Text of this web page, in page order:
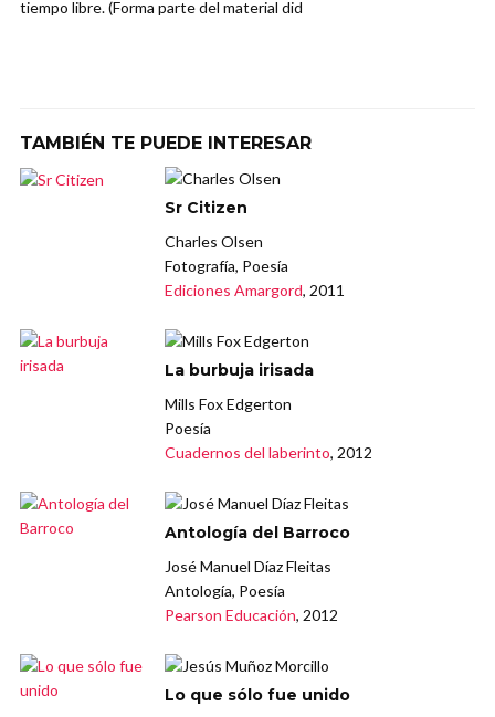
tiempo libre. (Forma parte del material did
TAMBIÉN TE PUEDE INTERESAR
Sr Citizen
Charles Olsen
Fotografía, Poesía
Ediciones Amargord, 2011
La burbuja irisada
Mills Fox Edgerton
Poesía
Cuadernos del laberinto, 2012
Antología del Barroco
José Manuel Díaz Fleitas
Antología, Poesía
Pearson Educación, 2012
Lo que sólo fue unido